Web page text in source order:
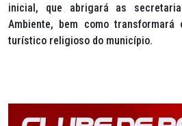
inicial, que abrigará as
Ambiente, bem como
turístico religioso do município.